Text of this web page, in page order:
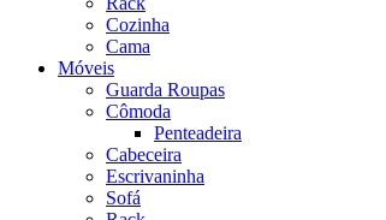
Cozinha
Cama
Móveis
Guarda Roupas
Cômoda
Penteadeira
Cabeceira
Escrivaninha
Sofá